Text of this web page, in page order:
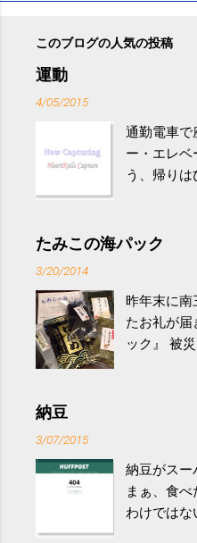
このブログの人気の投稿
運動
4/05/2015
通勤電車で
ー・エレベ
う、帰りは
やすい。
するもの
けると改善
研究チー
きるのは、
減らなく
波大「減量
ス - アピタ
たみこの海パック
3/20/2014
昨年末に南
たお礼が
ック』 被
が『たみ
全く考えて
少しづつ
嬉しいです
納豆
3/07/2015
納豆がスー
まぁ、食
わけではな